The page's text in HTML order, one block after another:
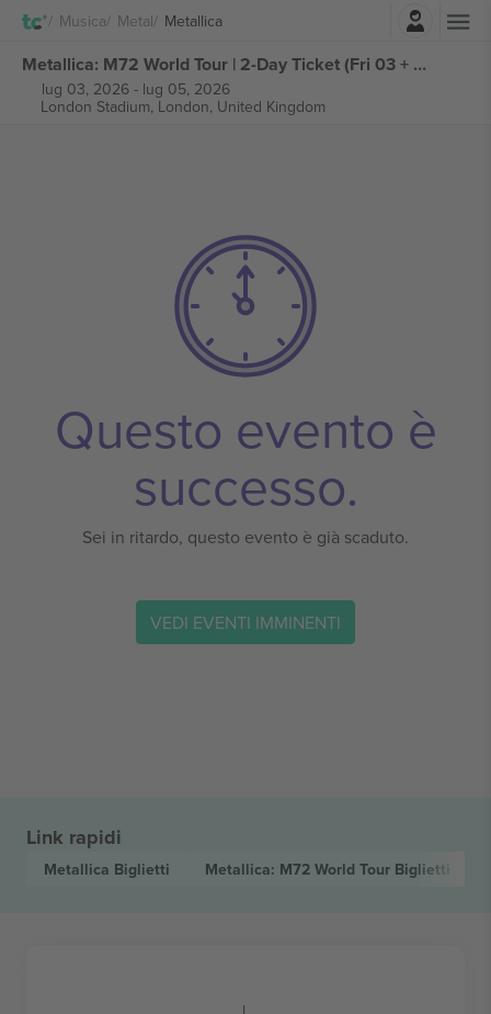
Musica Metal Metallica
Metallica: M72 World Tour | 2-Day Ticket (Fri 03 + Sun 05 July'26) biglietti
lug 03, 2026- lug 05, 2026
London Stadium, London, United Kingdom
Questo evento è
successo.
Sei in ritardo, questo evento è già scaduto.
VEDI EVENTI IMMINENTI
Link rapidi
Metallica Biglietti Metallica: M72 World Tour Biglietti